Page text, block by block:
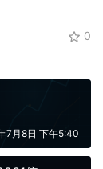
0
7月8日 下午5:40